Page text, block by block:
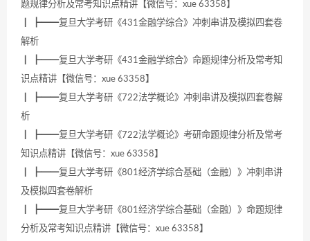
题规律分析及常考知识点精讲【微信号：xue 63358】
┃ ┣━━复旦大学考研《431金融学综合》冲刺串讲及模拟四套卷
解析
┃ ┣━━复旦大学考研《431金融学综合》命题规律分析及常考知
识点精讲【微信号：xue 63358】
┃ ┣━━复旦大学考研《722法学概论》冲刺串讲及模拟四套卷解
析
┃ ┣━━复旦大学考研《722法学概论》考研命题规律分析及常考
知识点精讲【微信号：xue 63358】
┃ ┣━━复旦大学考研《801经济学综合基础（金融）》冲刺串讲
及模拟四套卷解析
┃ ┣━━复旦大学考研《801经济学综合基础（金融）》命题规律
分析及常考知识点精讲【微信号：xue 63358】